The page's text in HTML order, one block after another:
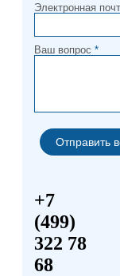
Электронная
Ваш вопрос *
+7
(499)
322 78
68